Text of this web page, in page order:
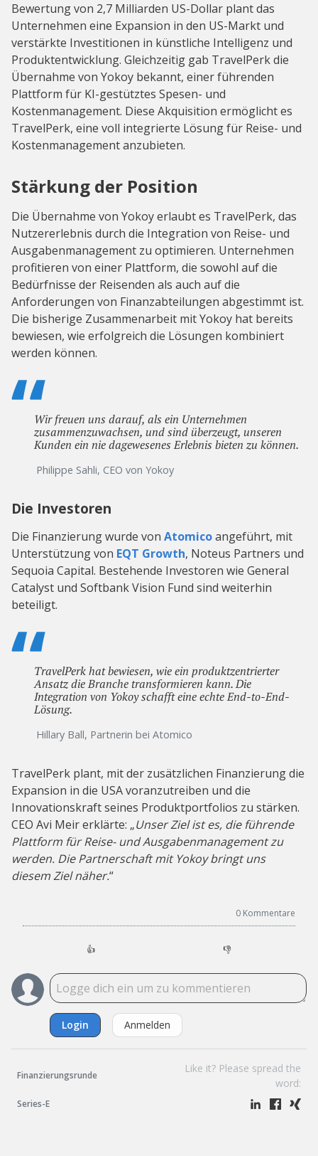
Bewertung von 2,7 Milliarden US-Dollar plant das
Unternehmen eine Expansion in den US-Markt und
verstärkte Investitionen in künstliche Intelligenz und
Produktentwicklung. Gleichzeitig gab TravelPerk die
Übernahme von Yokoy bekannt, einer führenden
Plattform für KI-gestütztes Spesen- und
Kostenmanagement. Diese Akquisition ermöglicht es
TravelPerk, eine voll integrierte Lösung für Reise- und
Kostenmanagement anzubieten.
Stärkung der Position
Die Übernahme von Yokoy erlaubt es TravelPerk, das
Nutzererlebnis durch die Integration von Reise- und
Ausgabenmanagement zu optimieren. Unternehmen
profitieren von einer Plattform, die sowohl auf die
Bedürfnisse der Reisenden als auch auf die
Anforderungen von Finanzabteilungen abgestimmt ist.
Die bisherige Zusammenarbeit mit Yokoy hat bereits
bewiesen, wie erfolgreich die Lösungen kombiniert
werden können.
Wir freuen uns darauf, als ein Unternehmen
zusammenzuwachsen, und sind überzeugt, unseren
Kunden ein nie dagewesenes Erlebnis bieten zu können.
Philippe Sahli, CEO von Yokoy
Die Investoren
Die Finanzierung wurde von Atomicoangeführt, mit
Unterstützung von EQT Growth, Noteus Partners und
Sequoia Capital. Bestehende Investoren wie General
Catalyst und Softbank Vision Fund sind weiterhin
beteiligt.
TravelPerk hat bewiesen, wie ein produktzentrierter
Ansatz die Branche transformieren kann. Die
Integration von Yokoy schafft eine echte End-to-End-
Lösung.
Hillary Ball, Partnerin bei Atomico
TravelPerk plant, mit der zusätzlichen Finanzierung die
Expansion in die USA voranzutreiben und die
Innovationskraft seines Produktportfolios zu stärken.
CEO Avi Meir erklärte: „Unser Ziel ist es, die führende
Plattform für Reise- und Ausgabenmanagement zu
werden. Die Partnerschaft mit Yokoy bringt uns
diesem Ziel näher.“
0 Kommentare
👍 👎
Login Anmelden
Finanzierungsrunde
Series-E
Like it? Please spread the
word: